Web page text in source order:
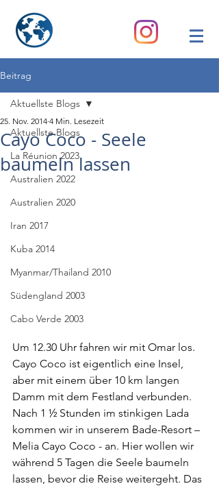
Beitrag
Aktuellste Blogs
La Réunion 2023
Australien 2022
Australien 2020
Iran 2017
Kuba 2014
Myanmar/Thailand 2010
Südengland 2003
Cabo Verde 2003
Aktuellste Blogs
Cayo Coco - Seele
baumeln lassen
25. Nov. 2014 4 Min. Lesezeit
Um 12.30 Uhr fahren wir mit Omar los.
Cayo Coco ist eigentlich eine Insel,
aber mit einem über 10 km langen
Damm mit dem Festland verbunden.
Nach 1 ½ Stunden im stinkigen Lada
kommen wir in unserem Bade-Resort –
Melia Cayo Coco - an. Hier wollen wir
während 5 Tagen die Seele baumeln
lassen, bevor die Reise weitergeht. Das